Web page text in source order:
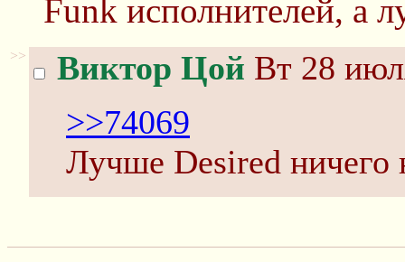
Funk исполнителей, а
>> Виктор Цой Вт 28
>>74069
Лучше Desired ничего